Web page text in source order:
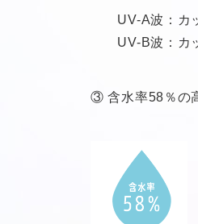
UV-A波：カ
UV-B波：カッ
③ 含水率58％の